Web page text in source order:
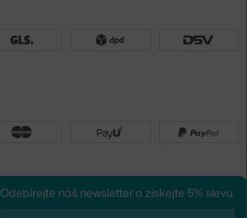
Odebírejte náš newsletter a získejte 5% slevu.